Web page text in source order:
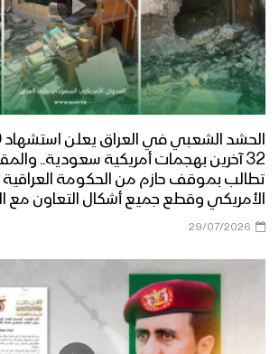
32 آخرين بهجمات أمريكية سعودية..
تطالب بموقف حازم من الحكومة العراقية
الأمريكي وقطع جميع أشكال التعاون مع
29/07/2026